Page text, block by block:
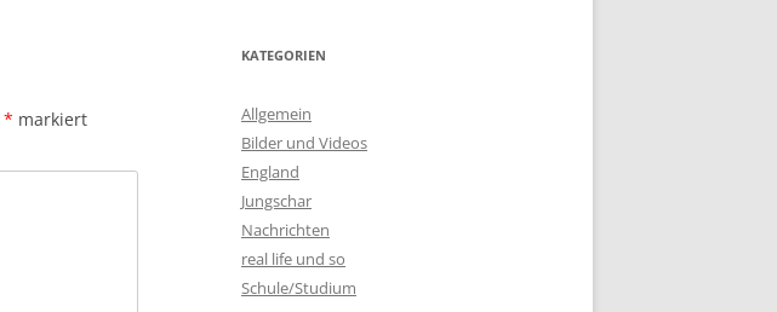
* markiert
KATEGORIEN
Allgemein
Bilder und Videos
England
Jungschar
Nachrichten
real life und so
Schule/Studium